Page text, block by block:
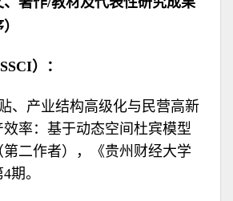
）：
、产业结构高级化与民营高新
率：基于动态空间杜宾模型
二作者），《贵州财经大学
期。